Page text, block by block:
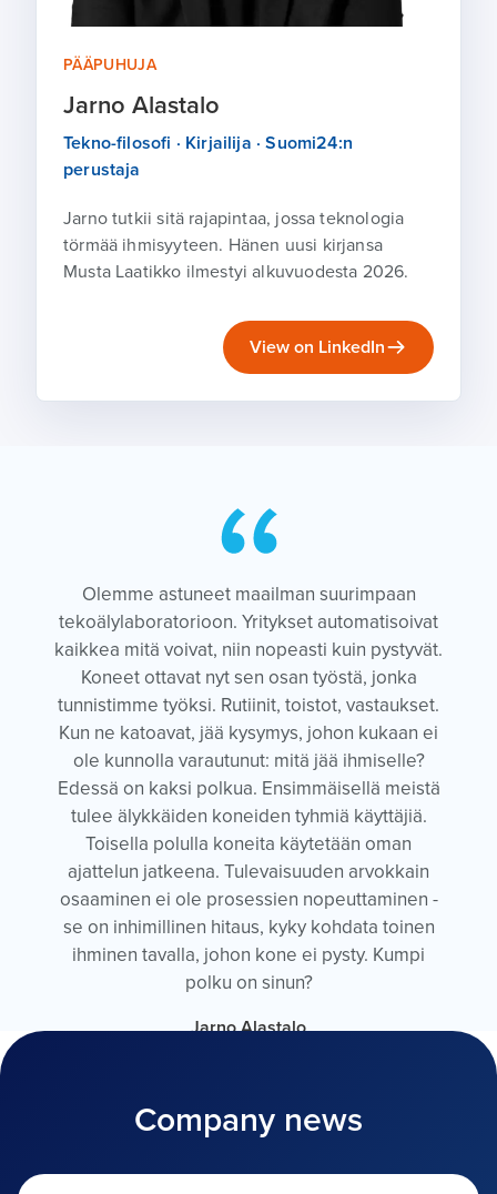
PÄÄPUHUJA
Jarno Alastalo
Tekno-filosofi · Kirjailija · Suomi24:n
perustaja
Jarno tutkii sitä rajapintaa, jossa teknologia
törmää ihmisyyteen. Hänen uusi kirjansa
Musta Laatikko ilmestyi alkuvuodesta 2026.
View on LinkedIn
Olemme astuneet maailman suurimpaan
tekoälylaboratorioon. Yritykset automatisoivat
kaikkea mitä voivat, niin nopeasti kuin pystyvät.
Koneet ottavat nyt sen osan työstä, jonka
tunnistimme työksi. Rutiinit, toistot, vastaukset.
Kun ne katoavat, jää kysymys, johon kukaan ei
ole kunnolla varautunut: mitä jää ihmiselle?
Edessä on kaksi polkua. Ensimmäisellä meistä
tulee älykkäiden koneiden tyhmiä käyttäjiä.
Toisella polulla koneita käytetään oman
ajattelun jatkeena. Tulevaisuuden arvokkain
osaaminen ei ole prosessien nopeuttaminen -
se on inhimillinen hitaus, kyky kohdata toinen
ihminen tavalla, johon kone ei pysty. Kumpi
polku on sinun?
Jarno Alastalo
Company news